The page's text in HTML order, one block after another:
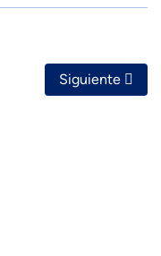
Notas, Guardar Ideas Y
Artículo
Siguiente